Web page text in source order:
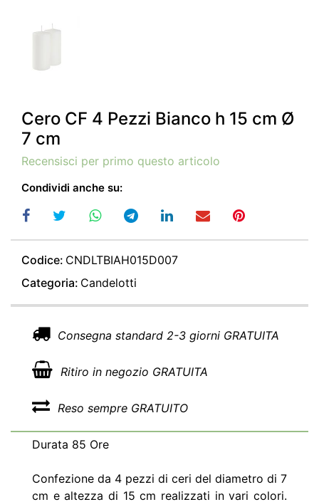
Cero CF 4 Pezzi Bianco h 15 cm Ø
7 cm
Recensisci per primo questo articolo
Condividi anche su:
Codice: CNDLTBIAH015D007
Categoria: Candelotti
Consegna standard 2-3 giorni GRATUITA
Ritiro in negozio GRATUITA
Reso sempre GRATUITO
Durata 85 Ore
Confezione da 4 pezzi di ceri del diametro di 7
cm e altezza di 15 cm realizzati in vari colori.